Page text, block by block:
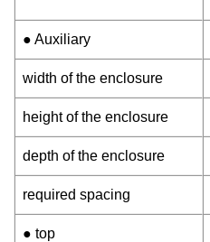
● Auxiliary
width of the enclosure
height of the enclosure
depth of the enclosure
required spacing
● top